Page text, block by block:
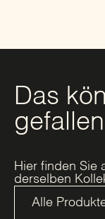
Das
gefallen
Hier finden Sie
derselben
Alle